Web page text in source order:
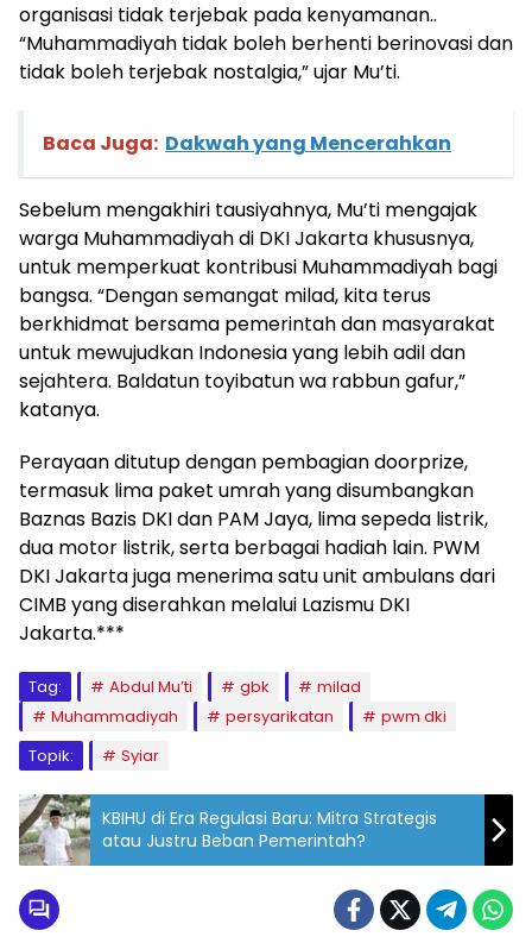
organisasi tidak terjebak pada kenyamanan..
“Muhammadiyah tidak boleh berhenti berinovasi dan
tidak boleh terjebak nostalgia,” ujar Mu’ti.
Baca Juga: Dakwah yang Mencerahkan
Sebelum mengakhiri tausiyahnya, Mu’ti mengajak
warga Muhammadiyah di DKI Jakarta khususnya,
untuk memperkuat kontribusi Muhammadiyah bagi
bangsa. “Dengan semangat milad, kita terus
berkhidmat bersama pemerintah dan masyarakat
untuk mewujudkan Indonesia yang lebih adil dan
sejahtera. Baldatun toyibatun wa rabbun gafur,”
katanya.
Perayaan ditutup dengan pembagian doorprize,
termasuk lima paket umrah yang disumbangkan
Baznas Bazis DKI dan PAM Jaya, lima sepeda listrik,
dua motor listrik, serta berbagai hadiah lain. PWM
DKI Jakarta juga menerima satu unit ambulans dari
CIMB yang diserahkan melalui Lazismu DKI
Jakarta.***
Tag: Abdul Mu’ti gbk
milad
Muhammadiyah
persyarikatan
pwm dki
Topik:
Syiar
KBIHU di Era Regulasi Baru: Mitra Strategis
atau Justru Beban Pemerintah?